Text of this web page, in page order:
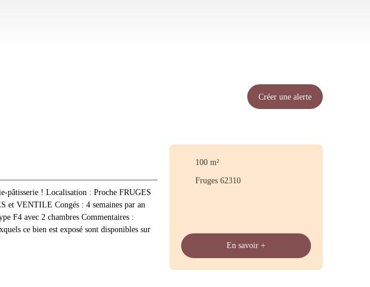
Créer une alerte
pâtisserie ! Localisation : Proche FRUGES
et VENTILE Congés : 4 semaines par an
F4 avec 2 chambres Commentaires :
ce bien est exposé sont disponibles sur
100 m²
Fruges 62310
En savoir +